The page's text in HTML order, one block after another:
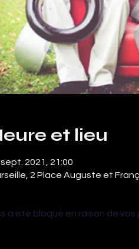
et lieu
2021, 21:00
2 Place Auguste et
a été bloqué en raison de